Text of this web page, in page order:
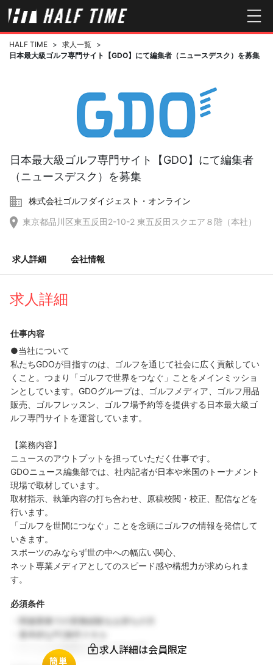
HALF TIME > 求人一覧 >
日本最大級ゴルフ専門サイト【GDO】にて編集者（ニュースデスク）を募集
日本最大級ゴルフ専門サイト【GDO】にて編集者
（ニュースデスク）を募集
株式会社ゴルフダイジェスト・オンライン
東京都品川区東五反田2-10-2 東五反田スクエア８階（本社）
求人詳細 会社情報
求人詳細
仕事内容
●当社について
私たちGDOが目指すのは、ゴルフを通じて社会に広く貢献してい
くこと。つまり「ゴルフで世界をつなぐ」ことをメインミッショ
ンとしています。GDOグループは、ゴルフメディア、ゴルフ用品
販売、ゴルフレッスン、ゴルフ場予約等を提供する日本最大級ゴ
ルフ専門サイトを運営しています。
【業務内容】
ニュースのアウトプットを担っていただく仕事です。
GDOニュース編集部では、社内記者が日本や米国のトーナメント
現場で取材しています。
取材指示、執筆内容の打ち合わせ、原稿校閲・校正、配信などを
行います。
「ゴルフを世間につなぐ」ことを念頭にゴルフの情報を発信して
いきます。
スポーツのみならず世の中への幅広い関心、
ネット専業メディアとしてのスピード感や構想力が求められま
す。
必須条件
・関連業務での実務経験をお持ちの方
・基本的なPC操作スキル
・チームでの協働を大切にできる方
求人詳細は会員限定
簡単